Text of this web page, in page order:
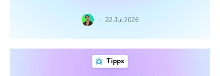
22 Jul 2026
Tipps